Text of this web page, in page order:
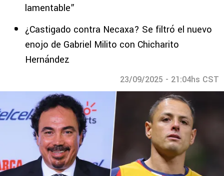
lamentable”
¿Castigado contra Necaxa? Se filtró el nuevo
enojo de Gabriel Milito con Chicharito
Hernández
23/09/2025 - 21:04hs CST